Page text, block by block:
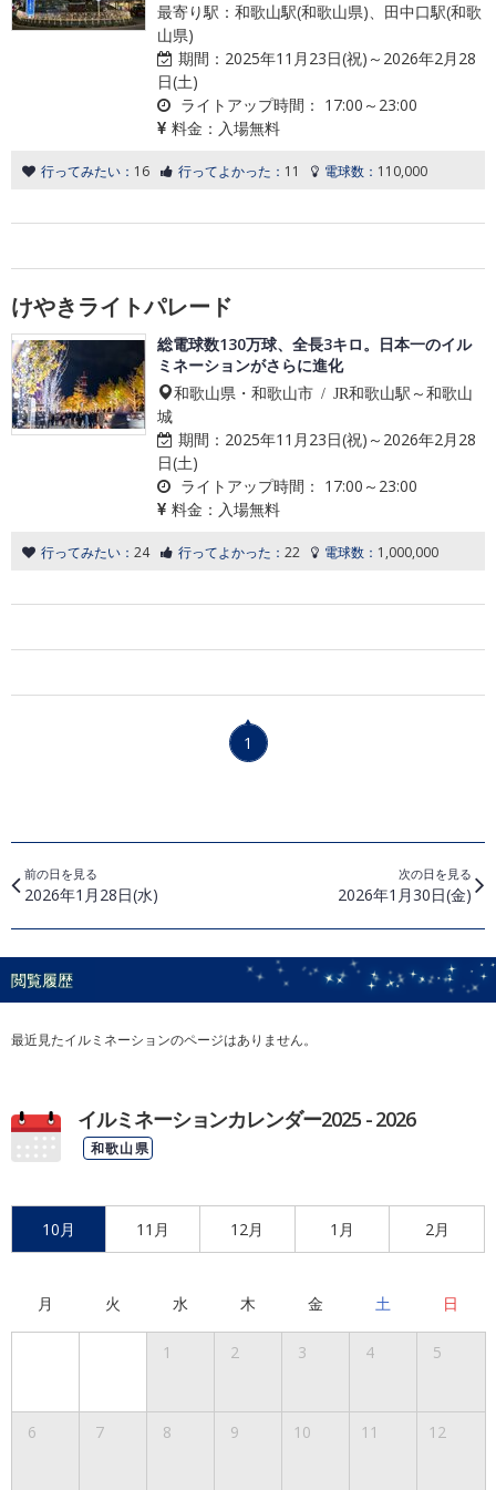
最寄り駅：和歌山駅(和歌山県)、田中口駅(和歌
山県)
期間： 2025年11月23日(祝)～2026年2月28
日(土)
ライトアップ時間： 17:00～23:00
料金： 入場無料
行ってみたい： 16 行ってよかった： 11 電球数： 110,000
けやきライトパレード
総電球数130万球、全長3キロ。日本一のイル
ミネーションがさらに進化
和歌山県・和歌山市 / JR和歌山駅～和歌山
城
期間： 2025年11月23日(祝)～2026年2月28
日(土)
ライトアップ時間： 17:00～23:00
料金： 入場無料
行ってみたい： 24 行ってよかった： 22 電球数： 1,000,000
1
前の日を見る
2026年1月28日(水)
次の日を見る
2026年1月30日(金)
閲覧履歴
最近見たイルミネーションのページはありません。
イルミネーションカレンダー2025 - 2026
和歌山県
10月 11月 12月 1月 2月
月 火 水 木 金 土 日
1 2 3 4 5
6 7 8 9 10 11 12